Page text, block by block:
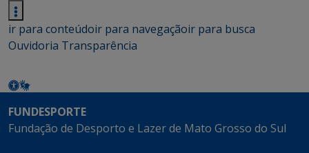
ir para conteúdoir para navegaçãoir para busca
Ouvidoria Transparência
FUNDESPORTE
Fundação de Desporto e Lazer de Mato Grosso do Sul